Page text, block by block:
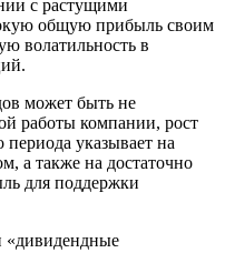
с растущими
общую прибыль своим
волатильность в
может быть не
работы компании, рост
периода указывает на
а также на достаточно
для поддержки
«дивидендные